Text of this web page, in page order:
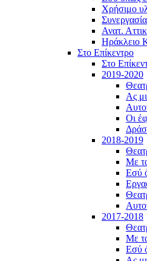
Χρήσιμο
Ανατ.
Ηράκλειο
Στο Επίκεντρο
Στο
2019-2020
Ας
Οι
2018-2019
Με
Εσύ
2017-2018
Με
Εσύ